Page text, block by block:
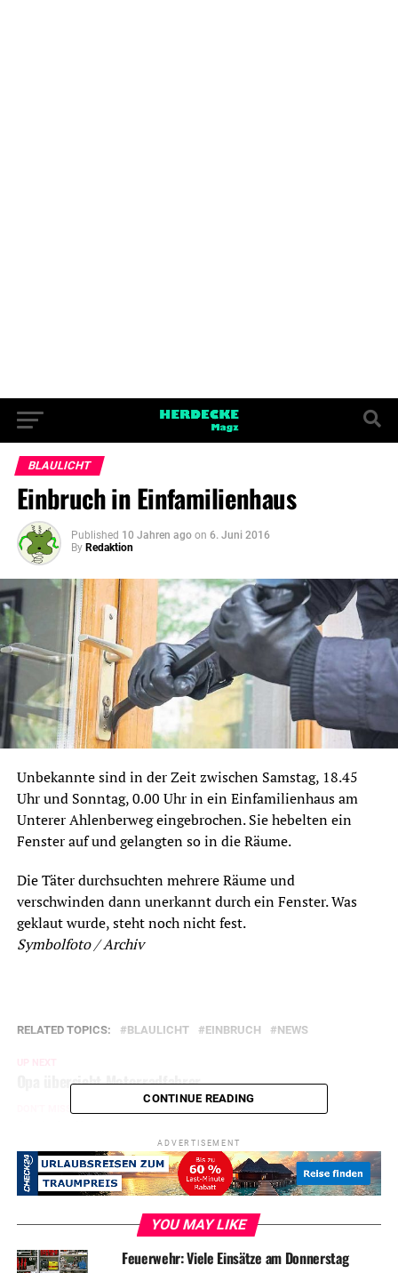
BLAULICHT
Einbruch in Einfamilienhaus
Published 10 Jahren ago on 6. Juni 2016
By Redaktion
Unbekannte sind in der Zeit zwischen Samstag, 18.45
Uhr und Sonntag, 0.00 Uhr in ein Einfamilienhaus am
Unterer Ahlenberweg eingebrochen. Sie hebelten ein
Fenster auf und gelangten so in die Räume.
Die Täter durchsuchten mehrere Räume und
verschwinden dann unerkannt durch ein Fenster. Was
geklaut wurde, steht noch nicht fest.
Symbolfoto / Archiv
RELATED TOPICS: BLAULICHT EINBRUCH NEWS
UP NEXT
Opa übersieht Motorradfahrer
CONTINUE READING
ADVERTISEMENT
YOU MAY LIKE
Feuerwehr: Viele Einsätze am Donnerstag